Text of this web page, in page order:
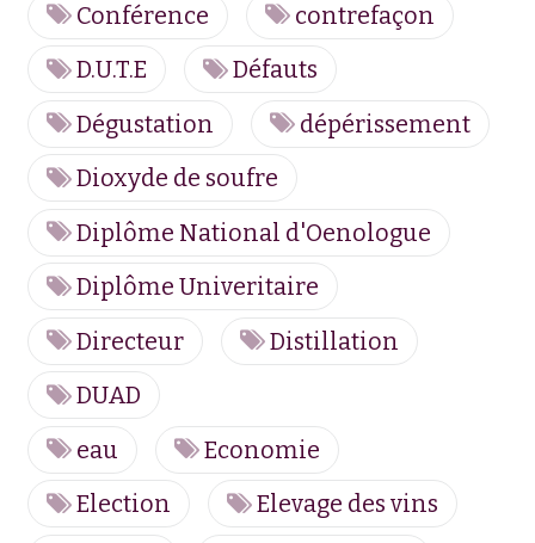
Conférence
contrefaçon
D.U.T.E
Défauts
Dégustation
dépérissement
Dioxyde de soufre
Diplôme National d'Oenologue
Diplôme Univeritaire
Directeur
Distillation
DUAD
eau
Economie
Election
Elevage des vins